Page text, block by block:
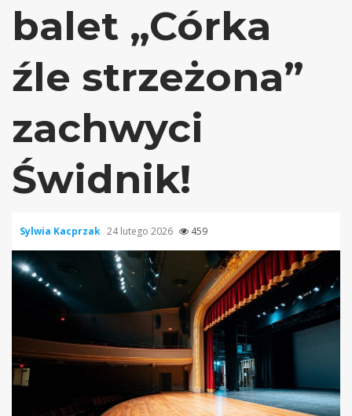
balet „Córka
źle strzeżona”
zachwyci
Świdnik!
Sylwia Kacprzak 24 lutego 2026 459